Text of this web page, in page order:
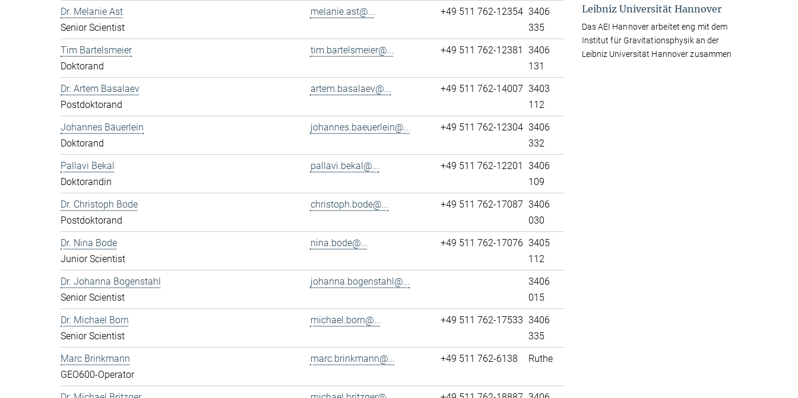
Dr. Melanie Ast
Senior Scientist
melanie.ast@... +49 511 762-12354 3406
335
Tim Bartelsmeier
Doktorand
tim.bartelsmeier@... +49 511 762-12381
3406
131
Dr. Artem Basalaev
Postdoktorand
artem.basalaev@... +49 511 762-14007 3403
112
Johannes Bäuerlein
Doktorand
johannes.baeuerlein@... +49 511 762-12304 3406
332
Pallavi Bekal
Doktorandin
pallavi.bekal@... +49 511 762-12201
3406
109
Dr. Christoph Bode
Postdoktorand
christoph.bode@... +49 511 762-17087 3406
030
Dr. Nina Bode
Junior Scientist
nina.bode@... +49 511 762-17076 3405
112
Dr. Johanna Bogenstahl
Senior Scientist
johanna.bogenstahl@...
3406
015
Dr. Michael Born
Senior Scientist
michael.born@... +49 511 762-17533 3406
335
Marc Brinkmann
GEO600-Operator
marc.brinkmann@... +49 511 762-6138 Ruthe
Leibniz Universität Hannover
Das AEI Hannover arbeitet eng mit dem
Institut für Gravitationsphysik an der
Leibniz Universität Hannover zusammen